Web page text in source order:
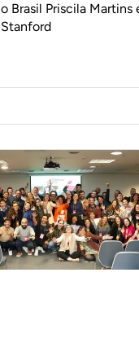
Brasil Priscila Martins